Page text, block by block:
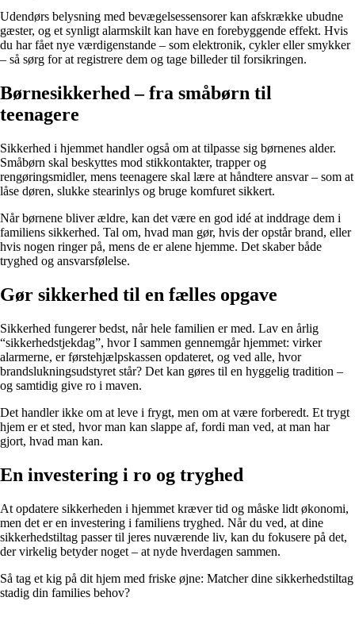
Udendørs belysning med bevægelsessensorer kan afskrække ubudne
gæster, og et synligt alarmskilt kan have en forebyggende effekt. Hvis
du har fået nye værdigenstande – som elektronik, cykler eller smykker
– så sørg for at registrere dem og tage billeder til forsikringen.
Børnesikkerhed – fra småbørn til
teenagere
Sikkerhed i hjemmet handler også om at tilpasse sig børnenes alder.
Småbørn skal beskyttes mod stikkontakter, trapper og
rengøringsmidler, mens teenagere skal lære at håndtere ansvar – som at
låse døren, slukke stearinlys og bruge komfuret sikkert.
Når børnene bliver ældre, kan det være en god idé at inddrage dem i
familiens sikkerhed. Tal om, hvad man gør, hvis der opstår brand, eller
hvis nogen ringer på, mens de er alene hjemme. Det skaber både
tryghed og ansvarsfølelse.
Gør sikkerhed til en fælles opgave
Sikkerhed fungerer bedst, når hele familien er med. Lav en årlig
“sikkerhedstjekdag”, hvor I sammen gennemgår hjemmet: virker
alarmerne, er førstehjælpskassen opdateret, og ved alle, hvor
brandslukningsudstyret står? Det kan gøres til en hyggelig tradition –
og samtidig give ro i maven.
Det handler ikke om at leve i frygt, men om at være forberedt. Et trygt
hjem er et sted, hvor man kan slappe af, fordi man ved, at man har
gjort, hvad man kan.
En investering i ro og tryghed
At opdatere sikkerheden i hjemmet kræver tid og måske lidt økonomi,
men det er en investering i familiens tryghed. Når du ved, at dine
sikkerhedstiltag passer til jeres nuværende liv, kan du fokusere på det,
der virkelig betyder noget – at nyde hverdagen sammen.
Så tag et kig på dit hjem med friske øjne: Matcher dine sikkerhedstiltag
stadig din families behov?